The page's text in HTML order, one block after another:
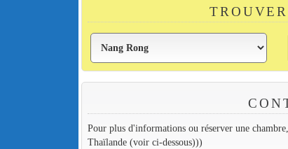
Pour plus d'informations ou réserver une
Thaïlande (voir ci-dessous)))